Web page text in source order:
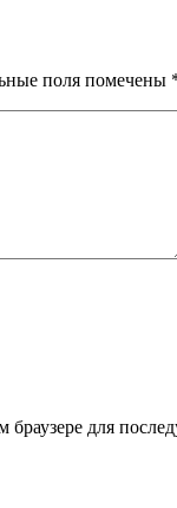
поля помечены
браузере для